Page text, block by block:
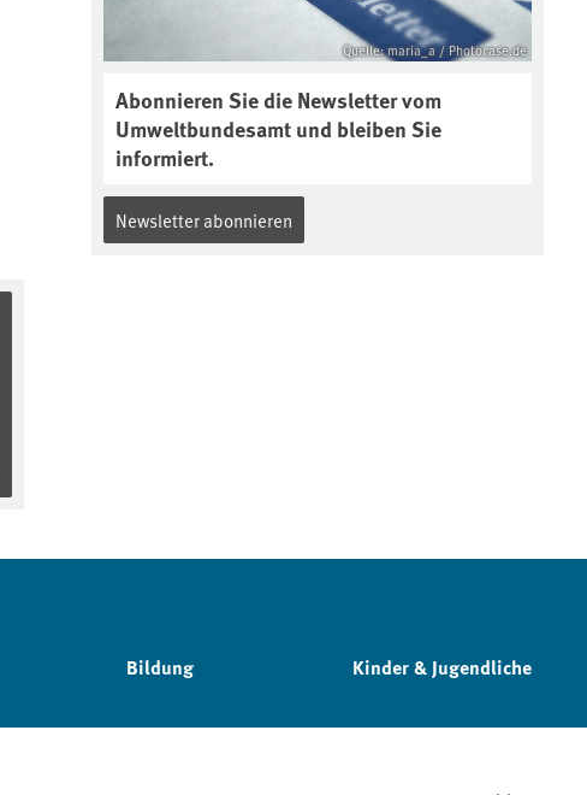
Quelle: maria_a / Photocase.de
Abonnieren Sie die Newsletter vom
Umweltbundesamt und bleiben Sie
informiert.
Newsletter abonnieren
Bildung Kinder & Jugendliche